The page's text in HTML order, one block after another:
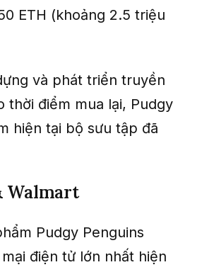
ETH (khoảng 2.5 triệu
và phát triển truyền
thời điểm mua lại, Pudgy
hiện tại bộ sưu tập đã
Walmart
Pudgy Penguins
điện tử lớn nhất hiện